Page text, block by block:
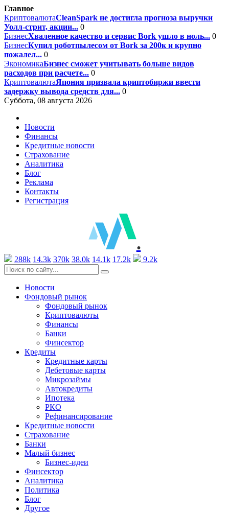
Главное
КриптовалютаCleanSpark не достигла прогноза выручки
Уолл-стрит, акции... 0
БизнесХваленное качество и сервис Bork ушло в ноль... 0
БизнесКупил роботпылесом от Bork за 200к и крупно
пожалел... 0
ЭкономикаБизнес сможет учитывать больше видов
расходов при расчете... 0
КриптовалютаЯпония призвала криптобиржи ввести
задержку вывода средств для... 0
Суббота, 08 августа 2026
Новости
Финансы
Кредитные новости
Страхование
Аналитика
Блог
Реклама
Контакты
Регистрация
.
288k 14.3k 370k 38.0k 14.1k 17.2k 9.2k
Новости
Фондовый рынок
Фондовый рынок
Криптовалюты
Финансы
Банки
Финсектор
Кредиты
Кредитные карты
Дебетовые карты
Микрозаймы
Автокредиты
Ипотека
РКО
Рефинансирование
Кредитные новости
Страхование
Банки
Малый бизнес
Бизнес-идеи
Финсектор
Аналитика
Политика
Блог
Другое